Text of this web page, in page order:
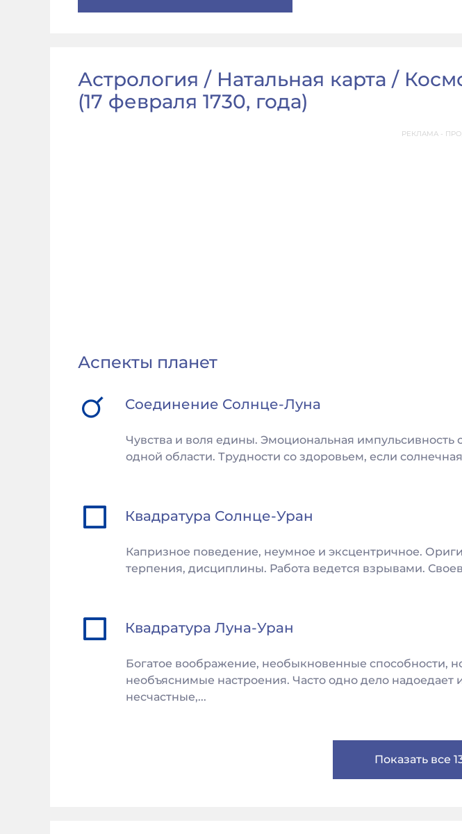
Астрология / Натальная карта /
(17 февраля 1730, года)
РЕКЛАМА -
Аспекты планет
Соединение Солнце-Луна
Чувства и воля едины. Эмоциональная
одной области. Трудности со здоровьем, если
Квадратура Солнце-Уран
Капризное поведение, неумное и эксцентричное.
терпения, дисциплины. Работа ведется взрывами.
Квадратура Луна-Уран
Богатое воображение, необыкновенные способности,
необъяснимые настроения. Часто одно дело
несчастные,...
Показать все